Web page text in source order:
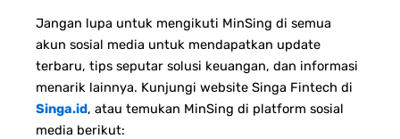
Jangan lupa untuk mengikuti MinSing di semua
akun sosial media untuk mendapatkan update
terbaru, tips seputar solusi keuangan, dan informasi
menarik lainnya. Kunjungi website Singa Fintech di
Singa.id, atau temukan MinSing di platform sosial
media berikut: